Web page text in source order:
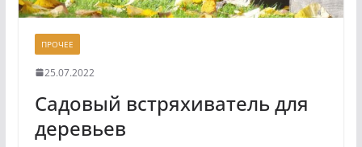
ПРОЧЕЕ
25.07.2022
Садовый встряхиватель для
деревьев